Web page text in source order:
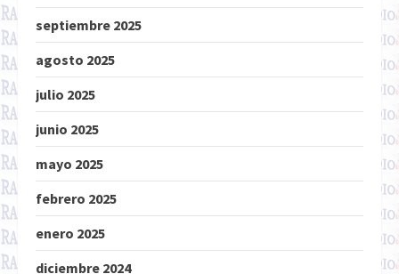
septiembre 2025
agosto 2025
julio 2025
junio 2025
mayo 2025
febrero 2025
enero 2025
diciembre 2024